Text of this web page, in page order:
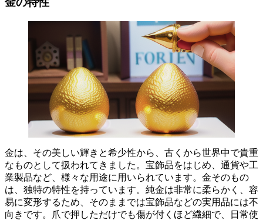
金は、その美しい輝きと希少性から、古くから世界中で貴重
なものとして扱われてきました。宝飾品をはじめ、通貨や工
業製品など、様々な用途に用いられています。金そのもの
は、独特の特性を持っています。 純金は非常に柔らかく、容
易に変形するため、そのままでは宝飾品などの実用品には不
向きです。爪で押しただけでも傷が付くほど繊細で、日常使